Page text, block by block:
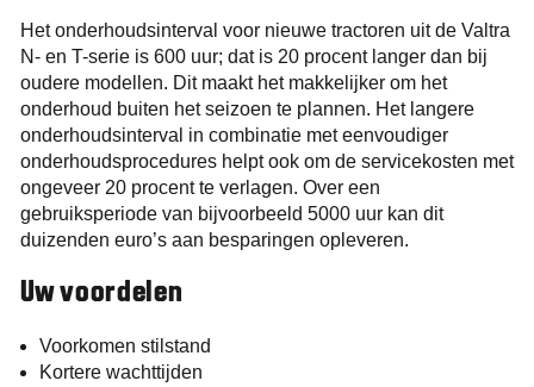
Het onderhoudsinterval voor nieuwe tractoren uit de Valtra
N- en T-serie is 600 uur; dat is 20 procent langer dan bij
oudere modellen. Dit maakt het makkelijker om het
onderhoud buiten het seizoen te plannen. Het langere
onderhoudsinterval in combinatie met eenvoudiger
onderhoudsprocedures helpt ook om de servicekosten met
ongeveer 20 procent te verlagen. Over een
gebruiksperiode van bijvoorbeeld 5000 uur kan dit
duizenden euro’s aan besparingen opleveren.
Uw voordelen
Voorkomen stilstand
Kortere wachttijden